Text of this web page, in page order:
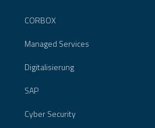
CORBOX
Managed Services
Digitalisierung
SAP
Cyber Security